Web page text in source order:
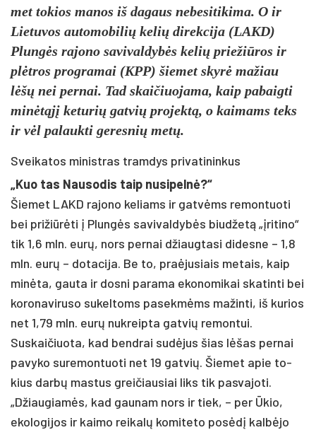
met to­kios ma­nos iš da­gaus ne­be­si­ti­ki­ma. O ir
Lie­tu­vos au­to­mo­bi­lių ke­lių di­rek­ci­ja (LAKD)
Plungės ra­jo­no sa­vi­val­dybės ke­lių prie­žiū­ros ir
plėtros pro­gra­mai (KPP) šie­met skyrė ma­žiau
lėšų nei per­nai. Tad skai­čiuo­ja­ma, kaip pa­baig­ti
minėtąjį ke­tu­rių gat­vių pro­jektą, o kai­mams teks
ir vėl pa­lauk­ti ge­res­nių metų.
Sveikatos ministras tramdys privatininkus
„Kuo tas Nau­so­dis taip nu­si­pelnė?“
Šie­met LAKD ra­jo­no ke­liams ir gatvėms re­mon­tuo­ti
bei pri­žiūrė­ti į Plungės sa­vi­val­dybės biud­žetą „įri­ti­no“
tik 1,6 mln. eurų, nors per­nai džiaug­ta­si di­des­ne – 1,8
mln. eurų – do­ta­ci­ja. Be to, pra­ėju­siais me­tais, kaip
minė­ta, gau­ta ir dos­ni pa­ra­ma eko­no­mi­kai ska­tin­ti bei
ko­ro­na­vi­ru­so su­kel­toms pa­sekmėms ma­žin­ti, iš ku­rios
net 1,79 mln. eurų nu­kreip­ta gat­vių re­mon­tui.
Sus­kai­čiuo­ta, kad bend­rai su­dėjus šias lėšas per­nai
pa­vy­ko su­re­mon­tuo­ti net 19 gat­vių. Šie­met apie to­
kius darbų mas­tus grei­čiau­siai liks tik pa­sva­jo­ti.
„Džiau­giamės, kad gau­nam nors ir tiek, – per Ūkio,
eko­lo­gi­jos ir kai­mo rei­kalų ko­mi­te­to po­sėdį kalbė­jo